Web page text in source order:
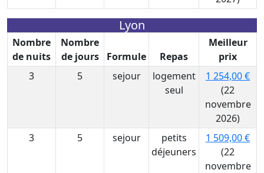
Lyon
Nombre
de nuits
Nombre
de jours
Formule Repas
Meilleur
prix
3
5 sejour
logement
seul
1 254,00 €
(22
novembre
2026)
3
5 sejour
petits
déjeuners
1 509,00 €
(22
novembre